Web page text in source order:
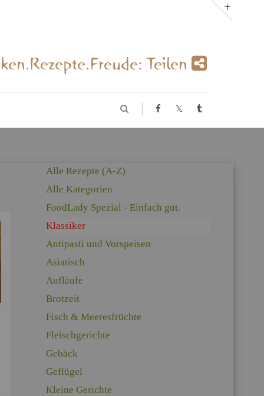
Tei­len
Alle Re­zep­te (A-Z)
Alle Ka­te­go­ri­en
Food­La­dy Spe­zi­al - Ein­fach gut.
Klas­si­ker
An­ti­pas­ti und Vor­spei­sen
Asia­tisch
Auf­läu­fe
Brot­zeit
Fisch & Mee­res­früch­te
Fleisch­ge­rich­te
Ge­bäck
Ge­flü­gel
Klei­ne Ge­rich­te